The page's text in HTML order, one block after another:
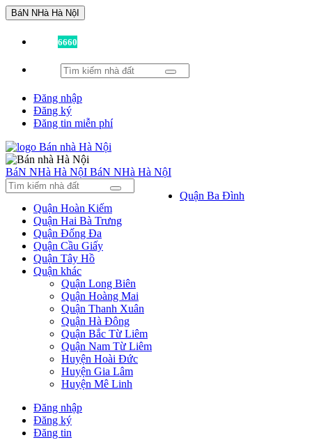
BáN NHà Hà NộI
6660
Đăng nhập
Đăng ký
Đăng tin miễn phí
BáN NHà Hà NộI BáN NHà Hà NộI
Quận Ba Đình
Quận Hoàn Kiếm
Quận Hai Bà Trưng
Quận Đống Đa
Quận Cầu Giấy
Quận Tây Hồ
Quận khác
Quận Long Biên
Quận Hoàng Mai
Quận Thanh Xuân
Quận Hà Đông
Quận Bắc Từ Liêm
Quận Nam Từ Liêm
Huyện Hoài Đức
Huyện Gia Lâm
Huyện Mê Linh
Đăng nhập
Đăng ký
Đăng tin